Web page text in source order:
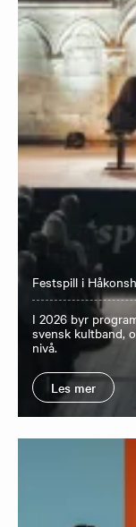
Festspill i
I 2026 byr
svensk kultband,
nivå.
Les mer